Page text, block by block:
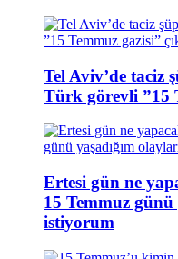
Tel Aviv’de taciz
Türk görevli ”15
Ertesi gün ne
15 Temmuz günü
istiyorum